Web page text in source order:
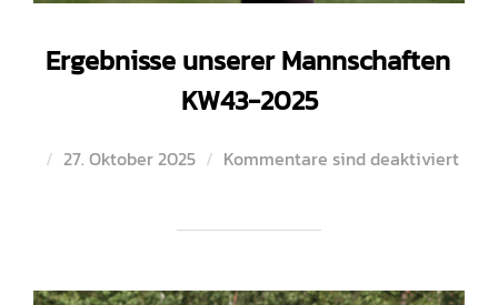
Ergebnisse unserer Mannschaften
KW43-2025
Veröffentlicht
27. Oktober 2025 Kommentare sind deaktiviert